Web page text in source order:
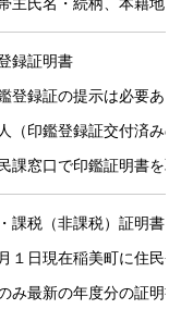
録証明書
登録証の提示は必要あり
（印鑑登録証交付済みの
課窓口で印鑑証明書を取
課税（非課税）証明書
１日現在稲美町に住民登
み最新の年度分の証明書